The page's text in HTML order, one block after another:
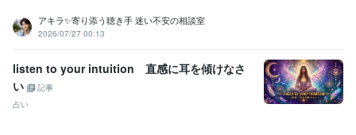
悩み相談・カウンセリング 傾聴カウンセラー
コールセンター 派遣業
資産運用・副業の相談 投資・投機FXトレード
個人トレーダー 資産運用
アキラ✨寄り添う聴き手 迷い不安の相談室
2026/07/27 00:13
listen to your intuition 直感に耳を傾けなさ
い
記事
占い